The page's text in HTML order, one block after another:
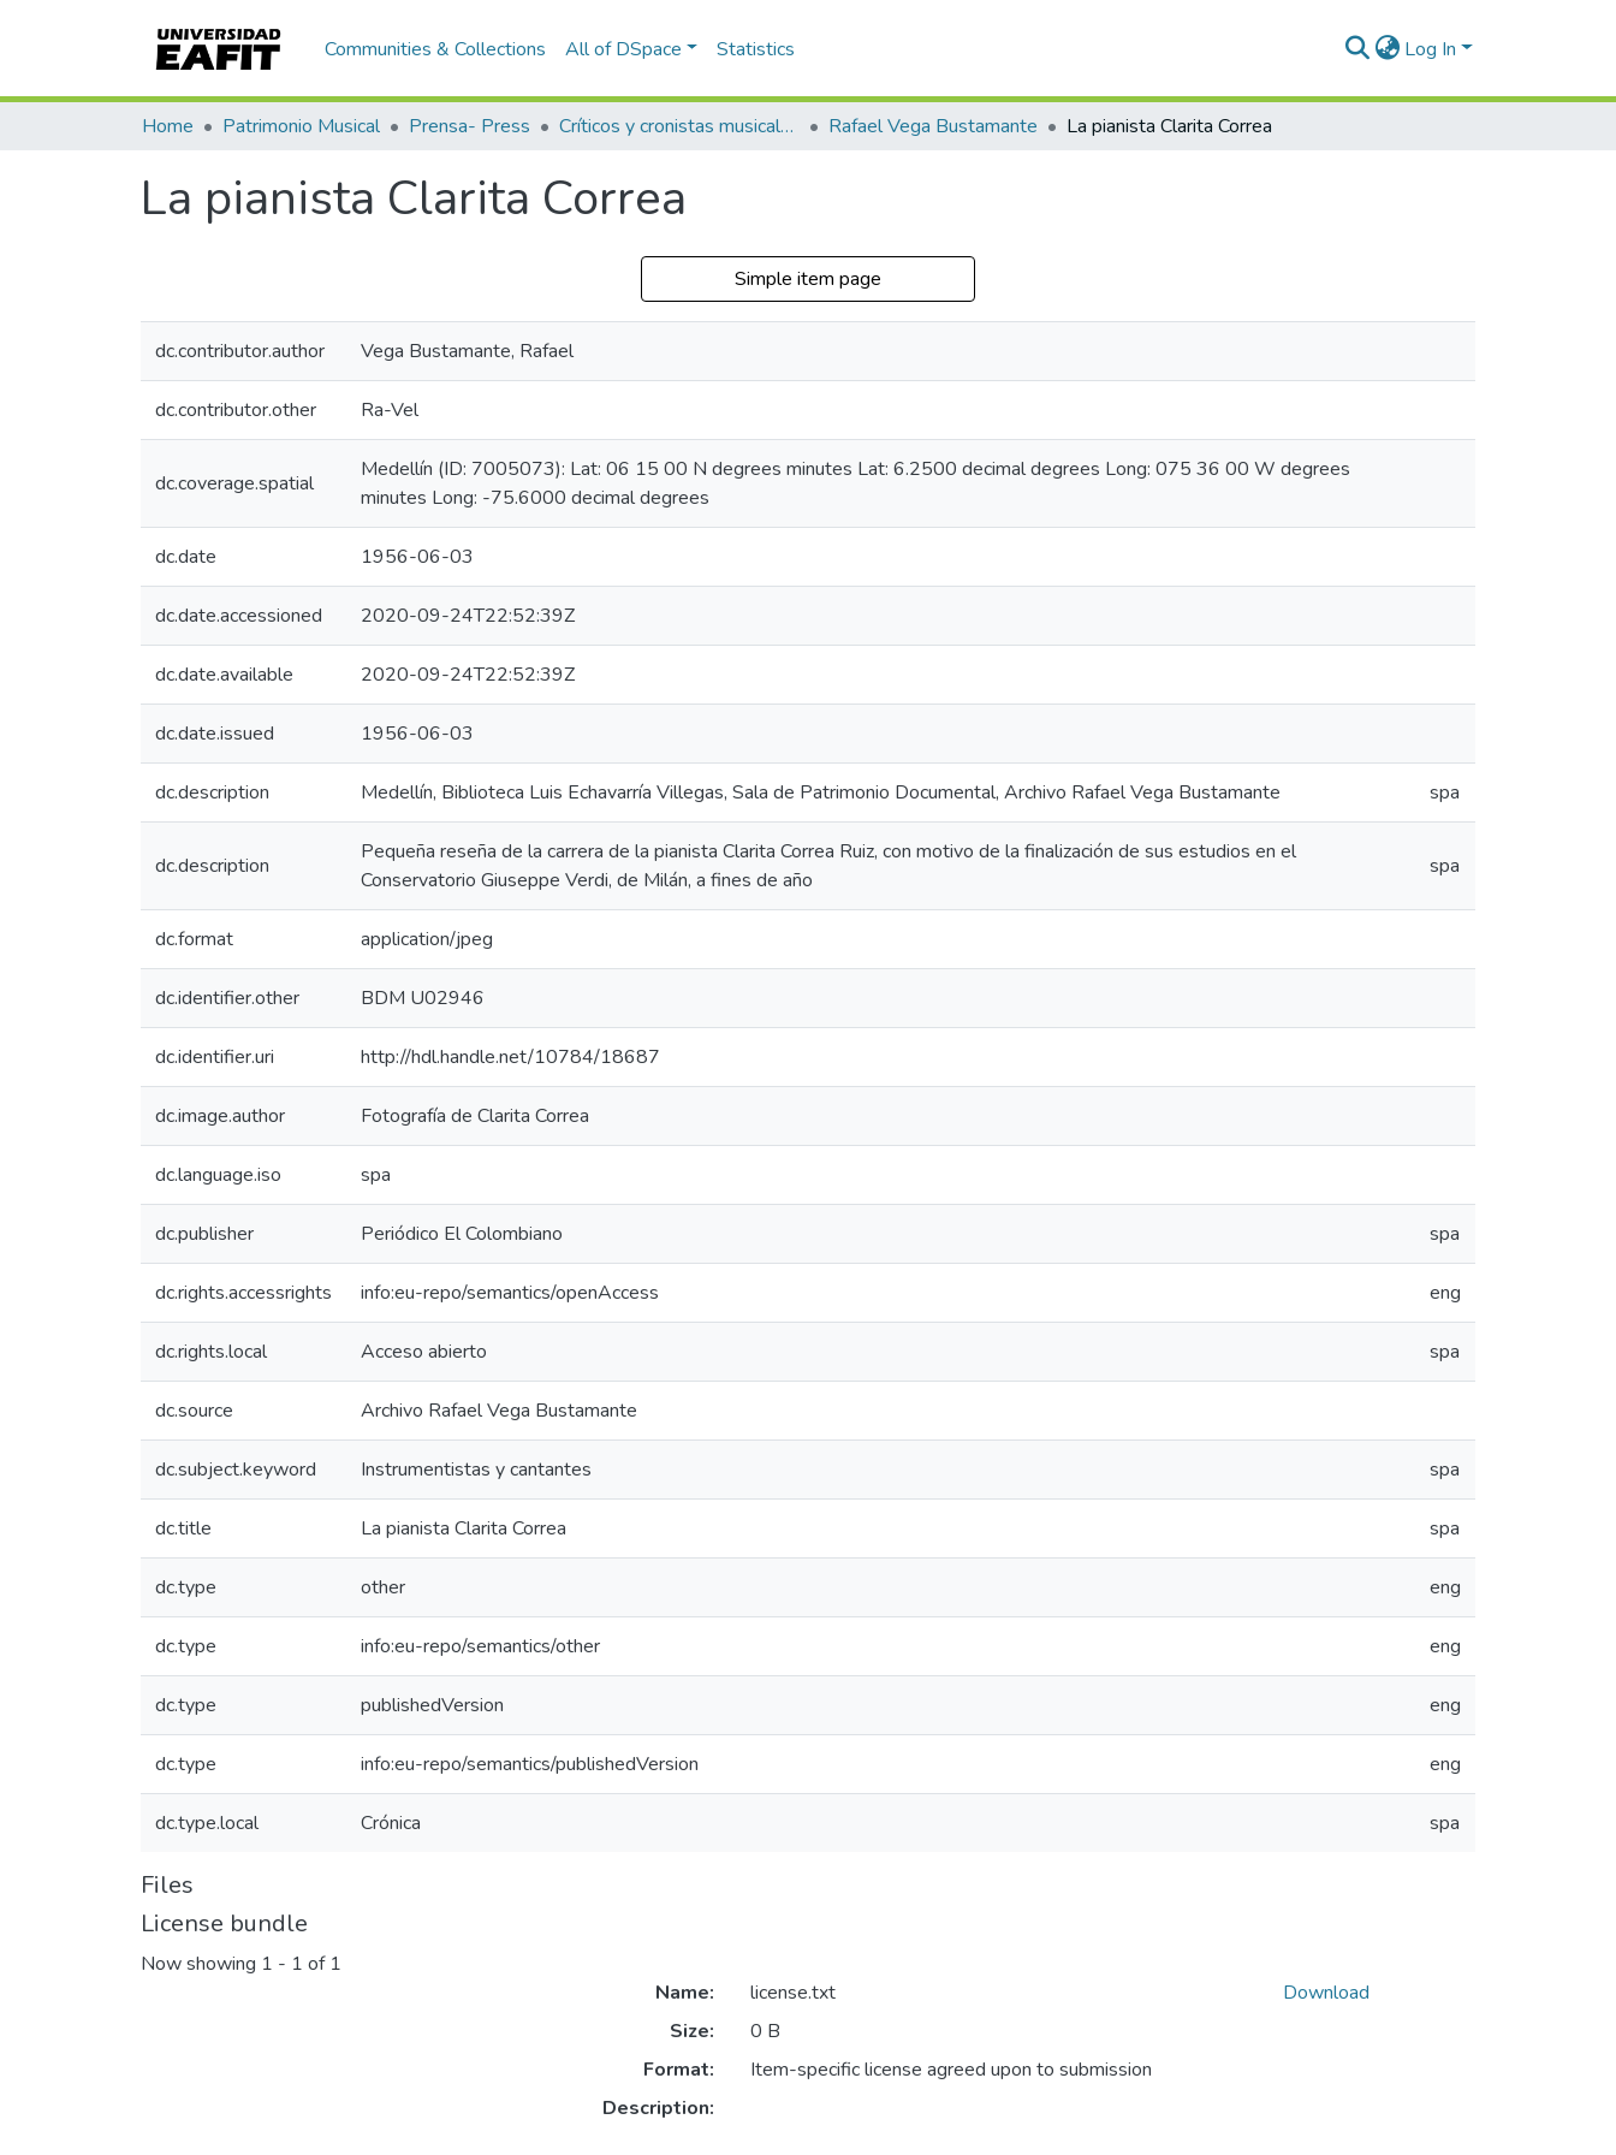
Communities & Collections All of DSpace Statistics Log In
Home Patrimonio Musical Prensa- Press Críticos y cronistas musicales Rafael Vega Bustamante La pianista Clarita Correa
La pianista Clarita Correa
Simple item page
dc.contributor.author Vega Bustamante, Rafael
dc.contributor.other Ra-Vel
dc.coverage.spatial
Medellín (ID: 7005073): Lat: 06 15 00 N degrees minutes Lat: 6.2500 decimal degrees Long: 075 36 00 W degrees
minutes Long: -75.6000 decimal degrees
dc.date 1956-06-03
dc.date.accessioned 2020-09-24T22:52:39Z
dc.date.available 2020-09-24T22:52:39Z
dc.date.issued 1956-06-03
dc.description Medellín, Biblioteca Luis Echavarría Villegas, Sala de Patrimonio Documental, Archivo Rafael Vega Bustamante spa
dc.description
Pequeña reseña de la carrera de la pianista Clarita Correa Ruiz, con motivo de la finalización de sus estudios en el
Conservatorio Giuseppe Verdi, de Milán, a fines de año
spa
dc.format application/jpeg
dc.identifier.other BDM U02946
dc.identifier.uri http://hdl.handle.net/10784/18687
dc.image.author Fotografía de Clarita Correa
dc.language.iso spa
dc.publisher Periódico El Colombiano spa
dc.rights.accessrights info:eu-repo/semantics/openAccess eng
dc.rights.local Acceso abierto spa
dc.source Archivo Rafael Vega Bustamante
dc.subject.keyword Instrumentistas y cantantes spa
dc.title La pianista Clarita Correa spa
dc.type other eng
dc.type info:eu-repo/semantics/other eng
dc.type publishedVersion eng
dc.type info:eu-repo/semantics/publishedVersion eng
dc.type.local Crónica spa
Files
License bundle
Now showing 1 - 1 of 1
Name:
license.txt
Size:
0 B
Format:
Item-specific license agreed upon to submission
Description:
Download